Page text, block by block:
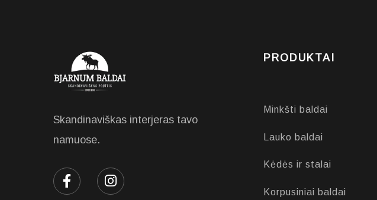
Skandinaviškas interjeras tavo
namuose.
PRODUKTAI
Minkšti baldai
Lauko baldai
Kėdės ir stalai
Korpusiniai baldai